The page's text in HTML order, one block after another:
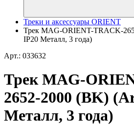
Треки и аксессуары ORIENT
Трек MAG-ORIENT-TRACK-
IP20 Металл, 3 года)
Арт.: 033632
Трек MAG-
2652-2000 (BK)
Металл, 3 года)